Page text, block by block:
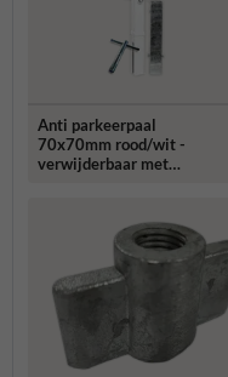
Anti parkeerpaal
70x70mm rood/wit -
verwijderbaar met